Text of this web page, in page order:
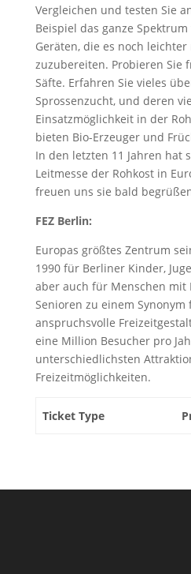
Vergleichen und testen Sie
Beispiel das ganze
Geräten, die es noch
zuzubereiten. Probieren Sie
Säfte. Erfahren Sie vieles
Sprossenzucht, und deren
Einsatzmöglichkeit in der
bieten Bio-Erzeuger und
In den letzten 11 Jahren hat
Leitmesse der Rohkost in
freuen uns sie bald
FEZ Berlin:
Europas größtes Zentrum
1990 für Berliner Kinder,
aber auch für Menschen mit
Senioren zu einem
anspruchsvolle
eine Million Besucher pro
unterschiedlichsten
Freizeitmöglichkeiten.
Ticket Type